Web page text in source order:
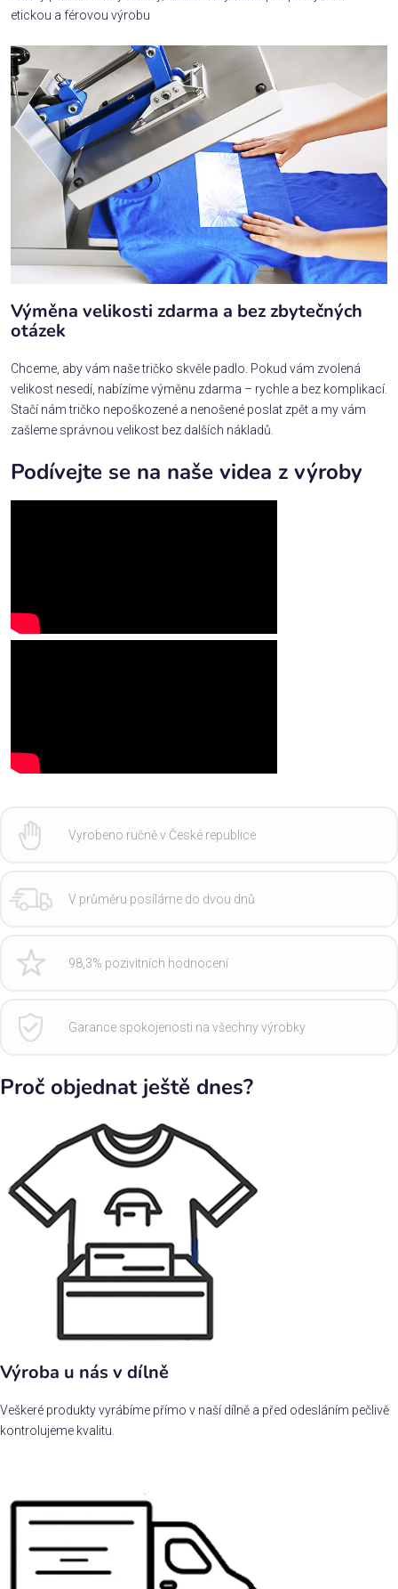
etickou a férovou výrobu
Výměna velikosti zdarma a bez zbytečných
otázek
Chceme, aby vám naše tričko skvěle padlo. Pokud vám zvolená
velikost nesedí, nabízíme výměnu zdarma – rychle a bez komplikací.
Stačí nám tričko nepoškozené a nenošené poslat zpět a my vám
zašleme správnou velikost bez dalších nákladů.
Podívejte se na naše videa z výroby
Vyrobeno ručně v České republice
V průměru posíláme do dvou dnů
98,3% pozivitních hodnocení
Garance spokojenosti na všechny výrobky
Proč objednat ještě dnes?
Výroba u nás v dílně
Veškeré produkty vyrábíme přímo v naší dílně a před odesláním pečlivě
kontrolujeme kvalitu.